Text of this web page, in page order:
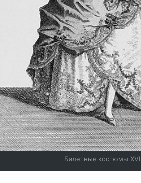
Балетные костюмы